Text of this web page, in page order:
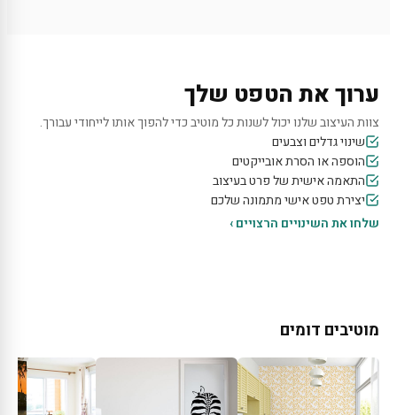
ערוך את הטפט שלך
צוות העיצוב שלנו יכול לשנות כל מוטיב כדי להפוך אותו לייחודי עבורך.
שינוי גדלים וצבעים
הוספה או הסרת אובייקטים
התאמה אישית של פרט בעיצוב
יצירת טפט אישי מתמונה שלכם
שלחו את השינויים הרצויים ›
מוטיבים דומים